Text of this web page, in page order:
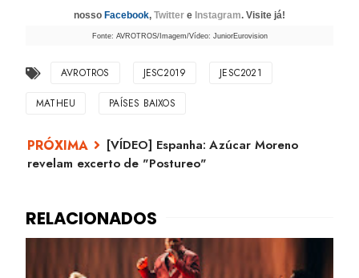
nosso Facebook, Twitter e Instagram. Visite já!
Fonte: AVROTROS/Imagem/Vídeo: JuniorEurovision
AVROTROS JESC2019 JESC2021
MATHEU PAÍSES BAIXOS
[VÍDEO] Espanha: Azúcar Moreno
revelam excerto de "Postureo"